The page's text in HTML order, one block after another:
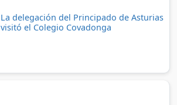
La delegación del Principado de Asturias
visitó el Colegio Covadonga